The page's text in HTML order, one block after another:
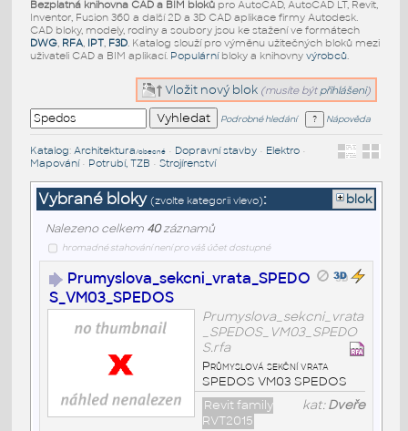
Bezplatná knihovna CAD a BIM blokůpro AutoCAD, AutoCAD LT, Revit,
Inventor, Fusion 360 a další 2D a 3D CAD aplikace firmy Autodesk.
CAD bloky, modely, rodiny a soubory jsou ke stažení ve formátech
DWG, RFA, IPT, F3D. Katalog slouží pro výměnu užitečných bloků mezi
uživateli CAD a BIM aplikací. Populárníbloky a knihovny výrobců.
Vložit nový blok (musíte být přihlášeni)
Podrobné hledání Nápověda
Katalog: Architektura/obecné• Dopravní stavby• Elektro•
Mapování• Potrubí, TZB • Strojírenství
Vybrané bloky (zvolte kategorii vlevo): blok
Nalezeno celkem 40záznamů
hromadné stahování není pro váš účet dostupné
Prumyslova_sekcni_vrata_SPEDO
S_VM03_SPEDOS
Prumyslova_sekcni_vrata
_SPEDOS_VM03_SPEDO
S.rfa
Průmyslová sekční vrata
SPEDOS VM03 SPEDOS
kat:Dveře
Revit family
RVT2015